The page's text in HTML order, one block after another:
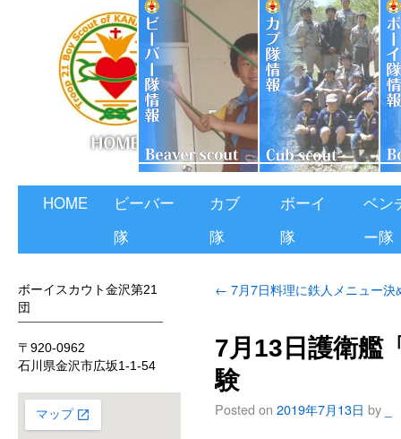
HOME
ビーバー
隊
カブ
隊
ボーイ
隊
ベン
ー隊
ボーイスカウト金沢第21
団
〒920-0962
石川県金沢市広坂1-1-54
← 7月7日料理に鉄人メニュー決
7月13日護衛艦
験
Posted on 2019年7月13日 by